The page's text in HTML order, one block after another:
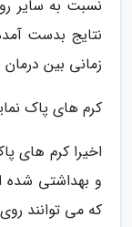
نسبت به سایر
نتایج بدست
زمانی بین درمان با
کرم های پاک
اخیرا کرم های
و بهداشتی شده
که می توانند روی